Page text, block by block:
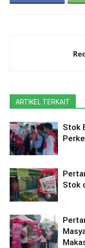
ARTIKEL TERKAIT
Stok
Stok